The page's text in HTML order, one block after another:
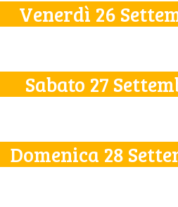
Venerdì 26
Sabato 27
Domenica 28